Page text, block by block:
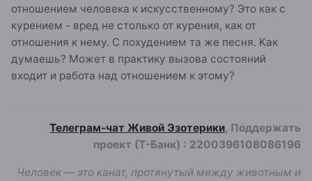
отношением человека к искусственному? Это как с
курением - вред не столько от курения, как от
отношения к нему. С похудением та же песня. Как
думаешь? Может в практику вызова состояний
входит и работа над отношением к этому?
Телеграм-чат Живой Эзотерики, Поддержать
проект (Т-Банк) : 2200396108086196
Человек — это канат, протянутый между животным и